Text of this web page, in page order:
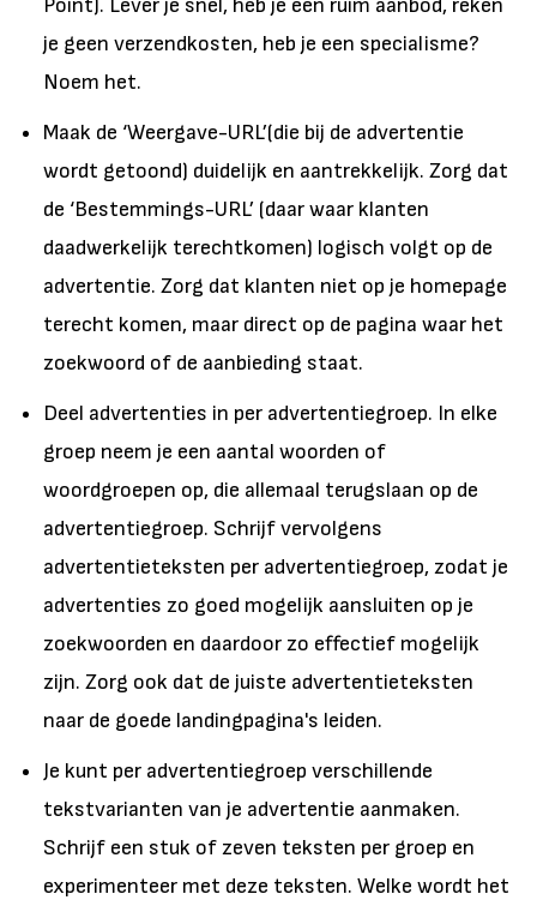
Point). Lever je snel, heb je een ruim aanbod, reken
je geen verzendkosten, heb je een specialisme?
Noem het.
Maak de ‘Weergave-URL’(die bij de advertentie
wordt getoond) duidelijk en aantrekkelijk. Zorg dat
de ‘Bestemmings-URL’ (daar waar klanten
daadwerkelijk terechtkomen) logisch volgt op de
advertentie. Zorg dat klanten niet op je homepage
terecht komen, maar direct op de pagina waar het
zoekwoord of de aanbieding staat.
Deel advertenties in per advertentiegroep. In elke
groep neem je een aantal woorden of
woordgroepen op, die allemaal terugslaan op de
advertentiegroep. Schrijf vervolgens
advertentieteksten per advertentiegroep, zodat je
advertenties zo goed mogelijk aansluiten op je
zoekwoorden en daardoor zo effectief mogelijk
zijn. Zorg ook dat de juiste advertentieteksten
naar de goede landingpagina's leiden.
Je kunt per advertentiegroep verschillende
tekstvarianten van je advertentie aanmaken.
Schrijf een stuk of zeven teksten per groep en
experimenteer met deze teksten. Welke wordt het